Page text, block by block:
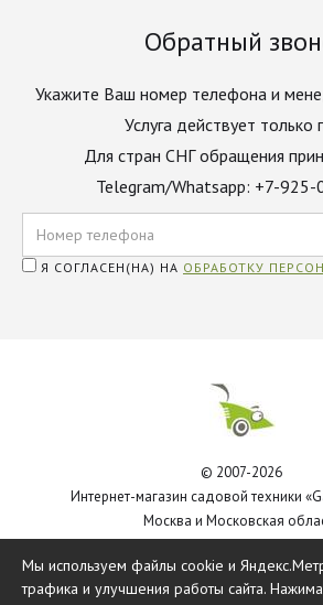
Обратный
Укажите Ваш номер телефона и
Услуга действует
Для стран СНГ обращения
Telegram/Whatsapp: +7-
Я СОГЛАСЕН(НА) НА ОБРАБОТКУ
© 2007-2026
Интернет-магазин садовой техники
Москва и Московская
Мы используем файлы cookie и
трафика и улучшения работы сайта.